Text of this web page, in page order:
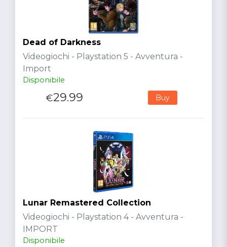
Dead of Darkness
Videogiochi - Playstation 5 - Avventura -
Import
Disponibile
€29.99 Buy
Lunar Remastered Collection
Videogiochi - Playstation 4 - Avventura -
IMPORT
Disponibile